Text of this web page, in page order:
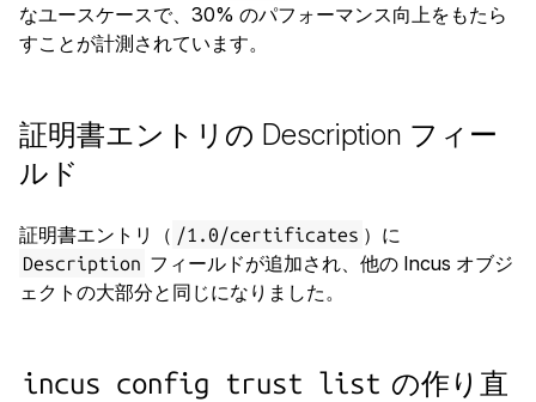
なユースケースで、30% のパフォーマンス向上をもたら
すことが計測されています。
証明書エントリの Description フィー
ルド
証明書エントリ（ /1.0/certificates ）に
Description フィールドが追加され、他の Incus オブジ
ェクトの大部分と同じになりました。
incus config trust list の作り直